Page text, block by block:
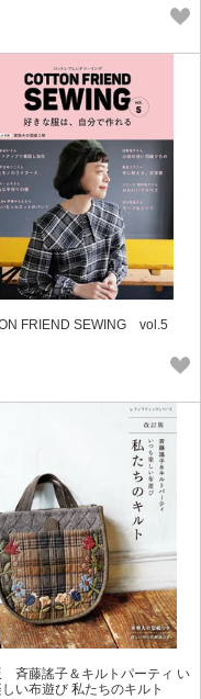
FRIEND SEWING vol.5
斉藤謠子＆キルトパーティ い
い布遊び 私たちのキルト